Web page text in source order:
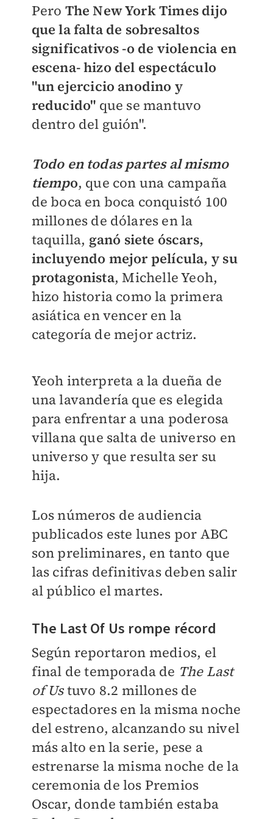
Pero The New York Times dijo
que la falta de sobresaltos
significativos -o de violencia en
escena- hizo del espectáculo
"un ejercicio anodino y
reducido" que se mantuvo
dentro del guión".
Todo en todas partes al mismo
tiempo, que con una campaña
de boca en boca conquistó 100
millones de dólares en la
taquilla, ganó siete óscars,
incluyendo mejor película, y su
protagonista, Michelle Yeoh,
hizo historia como la primera
asiática en vencer en la
categoría de mejor actriz.
Yeoh interpreta a la dueña de
una lavandería que es elegida
para enfrentar a una poderosa
villana que salta de universo en
universo y que resulta ser su
hija.
Los números de audiencia
publicados este lunes por ABC
son preliminares, en tanto que
las cifras definitivas deben salir
al público el martes.
The Last Of Us rompe récord
Según reportaron medios, el
final de temporada de The Last
of Ustuvo 8.2 millones de
espectadores en la misma noche
del estreno, alcanzando su nivel
más alto en la serie, pese a
estrenarse la misma noche de la
ceremonia de los Premios
Oscar, donde también estaba